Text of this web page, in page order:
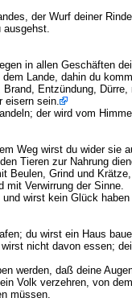
der Wurf deiner
ausgehst.
in allen Geschäften
Lande, dahin du
Entzündung,
eisern sein.
der wird vom
Weg wirst du wider
Tieren zur Nahrung
Beulen, Grind und
mit Verwirrung der Sinne.
wirst kein Glück
du wirst ein Haus
nicht davon essen;
werden, daß deine
Volk verzehren, von
müssen.